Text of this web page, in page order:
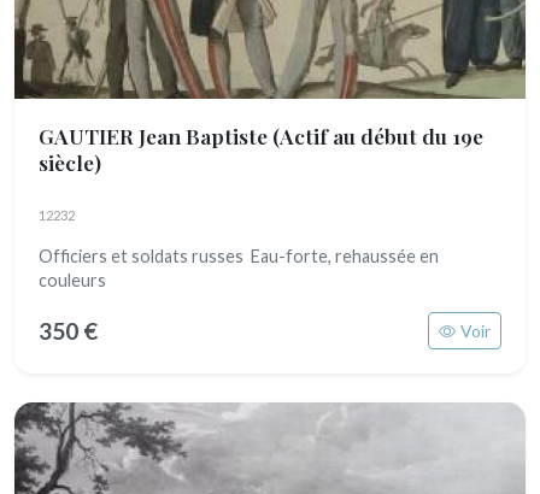
GAUTIER Jean Baptiste (Actif au début du 19e
siècle)
12232
Officiers et soldats russes Eau-forte, rehaussée en
couleurs
350 € Voir